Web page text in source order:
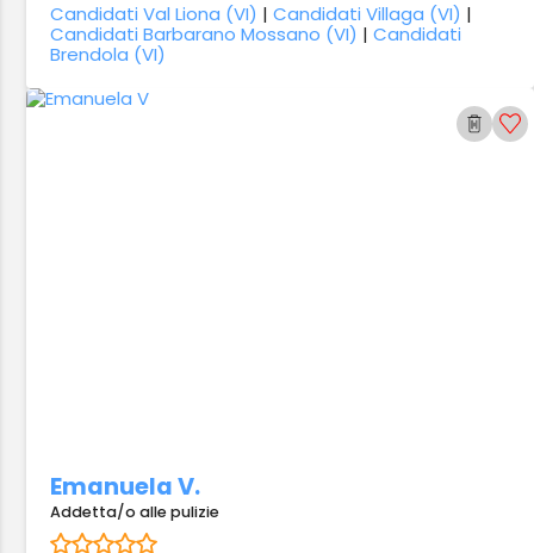
Candidati Val Liona (VI) |Candidati Villaga (VI) |
Candidati Barbarano Mossano (VI) |Candidati
Brendola (VI)
Emanuela V.
Addetta/o alle pulizie